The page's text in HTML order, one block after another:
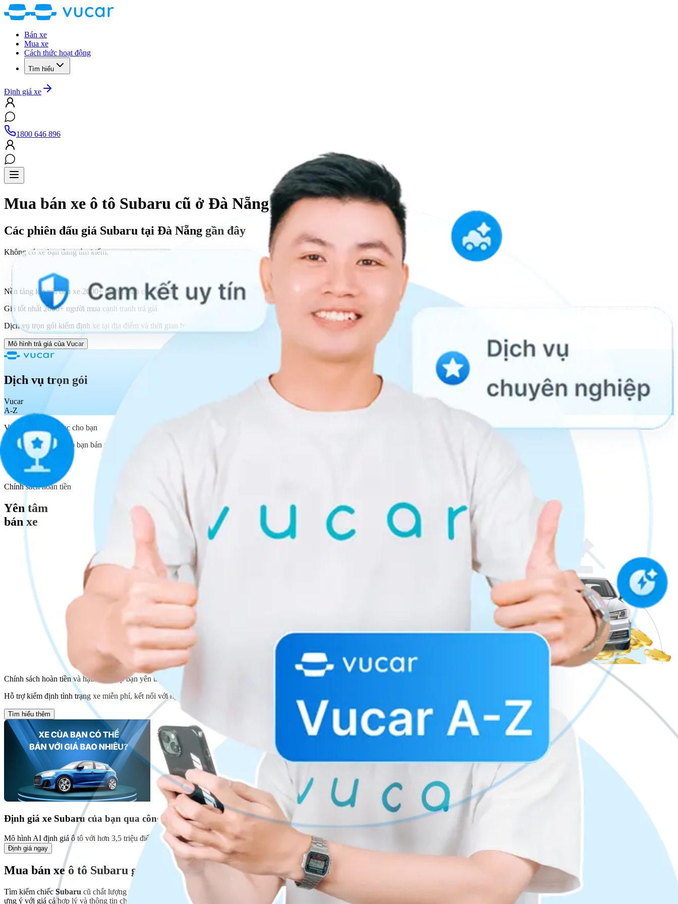
Bán xe
Mua xe
Cách thức hoạt động
Tìm hiểu
Định giá xe
1800 646 896
Mua bán xe ô tô Subaru cũ ở Đà Nẵng
Các phiên đấu giá Subaru tại Đà Nẵng gần đây
Không có xe bạn đang tìm kiếm.
Nền tảng kết nối bán xe 2000+ người mua của Vucar
Giá tốt nhất 2000+ người mua cạnh tranh trả giá
Dịch vụ trọn gói kiểm định xe tại địa điểm và thời gian bạn mong muốn...
Mô hình trả giá của Vucar
Dịch vụ trọn gói
Vucar
A-Z
Vucar lo A-Z thủ tục cho bạn
Dịch vụ trọn gói, giúp bạn bán xe nhanh, giá tốt. Kết nối người mua tiềm năng...
Tìm hiểu thêm
Chính sách hoàn tiền
Yên tâm
bán xe
Chính sách hoàn tiền và hậu mãi giúp bạn yên tâm bán xe!
Hỗ trợ kiểm định tình trạng xe miễn phí, kết nối với người mua cuối cùng, kèm...
Tìm hiểu thêm
Định giá xe Subaru của bạn qua công cụ AI
Mô hình AI định giá ô tô với hơn 3,5 triệu điểm dữ liệu, từ các dòng xe phổ biến trên thị trường.
Định giá ngay
Mua bán xe ô tô Subaru giá tốt 08/2026 tại Vucar
Tìm kiếm chiếc Subaru cũ chất lượng với giá tốt nhất ngay hôm nay tại Vucar, nền tảng mua bán ô tô cũ hàng đầu Việt Nam. Với các dòng xe ô tô
đã qua sử dụng, bạn sẽ dễ dàng tìm được chiếc xe
ưng ý với giá cả hợp lý và thông tin chi tiết về tình trạng xe.